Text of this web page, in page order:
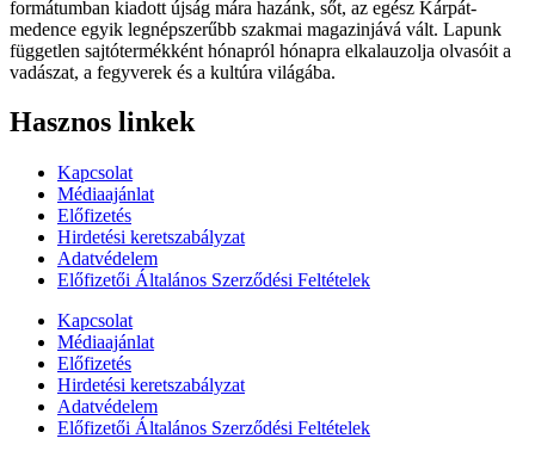
formátumban kiadott újság mára hazánk, sőt, az egész Kárpát-
medence egyik legnépszerűbb szakmai magazinjává vált. Lapunk
független sajtótermékként hónapról hónapra elkalauzolja olvasóit a
vadászat, a fegyverek és a kultúra világába.
Hasznos linkek
Kapcsolat
Médiaajánlat
Előfizetés
Hirdetési keretszabályzat
Adatvédelem
Előfizetői Általános Szerződési Feltételek
Kapcsolat
Médiaajánlat
Előfizetés
Hirdetési keretszabályzat
Adatvédelem
Előfizetői Általános Szerződési Feltételek